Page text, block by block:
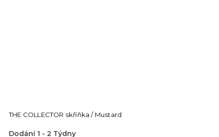
THE COLLECTOR skříňka / Mustard
Dodání 1 - 2 Týdny